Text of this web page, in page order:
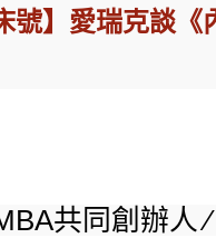
號】愛瑞克談《
共同創辦人